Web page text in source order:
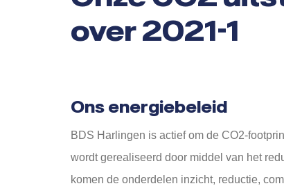
over 2021-1
Ons energiebeleid
BDS Harlingen is actief om de CO2-
wordt gerealiseerd door middel van het
komen de onderdelen inzicht, reductie,